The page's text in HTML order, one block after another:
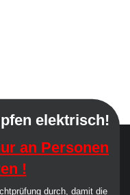
elektrisch!
an Personen
!
durch, damit die